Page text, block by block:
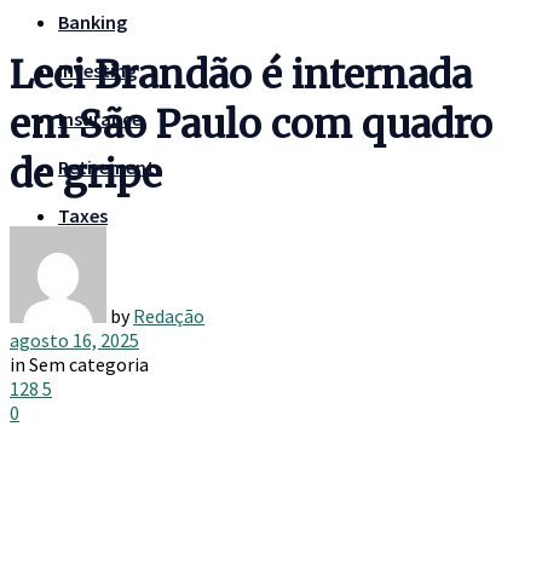
Banking
Investing
Insurance
Retirement
Taxes
Leci Brandão é internada
em São Paulo com quadro
de gripe
by Redação
agosto 16, 2025
in Sem categoria
128 5
0